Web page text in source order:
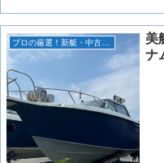
プロの厳選！新艇・中古艇情報！
美
ナ